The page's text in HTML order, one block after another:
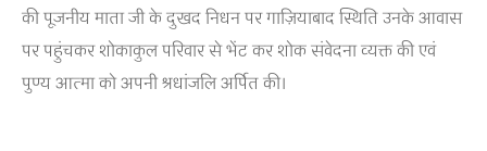
की पूजनीय माता जी के दुखद निधन पर गाज़ियाबाद स्थिति उनके आवास
पर पहुंचकर शोकाकुल परिवार से भेंट कर शोक संवेदना व्यक्त की एवं
पुण्य आत्मा को अपनी श्रधांजलि अर्पित की।